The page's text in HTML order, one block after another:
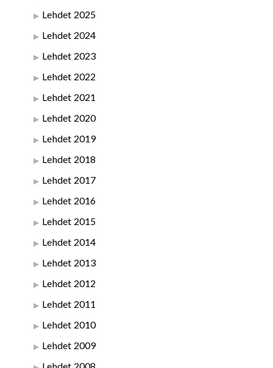
Lehdet 2025
Lehdet 2024
Lehdet 2023
Lehdet 2022
Lehdet 2021
Lehdet 2020
Lehdet 2019
Lehdet 2018
Lehdet 2017
Lehdet 2016
Lehdet 2015
Lehdet 2014
Lehdet 2013
Lehdet 2012
Lehdet 2011
Lehdet 2010
Lehdet 2009